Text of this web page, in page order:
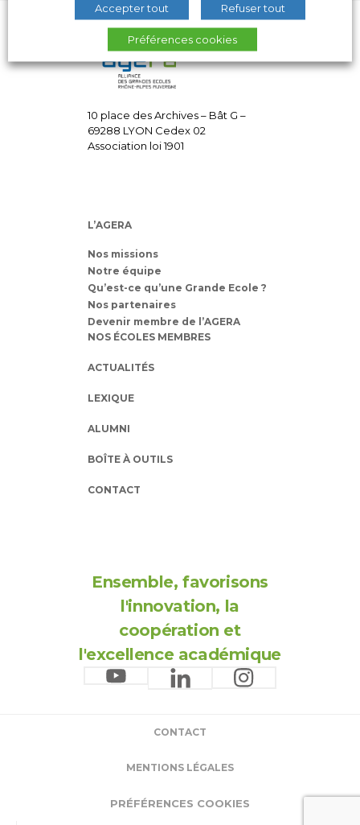
10 place des Archives – Bât G –
69288 LYON Cedex 02
Association loi 1901
L’AGERA
Nos missions
Notre équipe
Qu’est-ce qu’une Grande Ecole ?
Nos partenaires
Devenir membre de l’AGERA
NOS ÉCOLES MEMBRES
ACTUALITÉS
LEXIQUE
ALUMNI
BOÎTE À OUTILS
CONTACT
Ensemble, favorisons
l'innovation, la
coopération et
l'excellence académique
CONTACT
MENTIONS LÉGALES
PRÉFÉRENCES COOKIES
Accepter tout Refuser tout
Préférences cookies